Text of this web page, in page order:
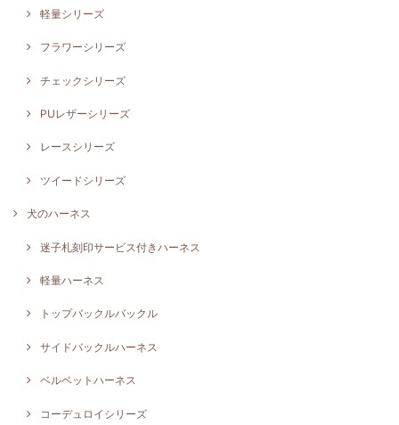
軽量シリーズ
フラワーシリーズ
チェックシリーズ
PUレザーシリーズ
レースシリーズ
ツイードシリーズ
犬のハーネス
迷子札刻印サービス付きハーネス
軽量ハーネス
トップバックルバックル
サイドバックルハーネス
ベルベットハーネス
コーデュロイシリーズ